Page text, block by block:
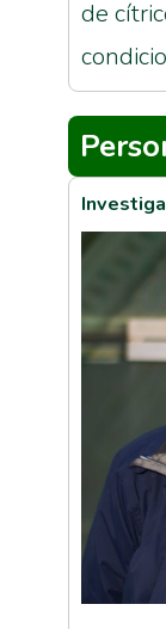
de